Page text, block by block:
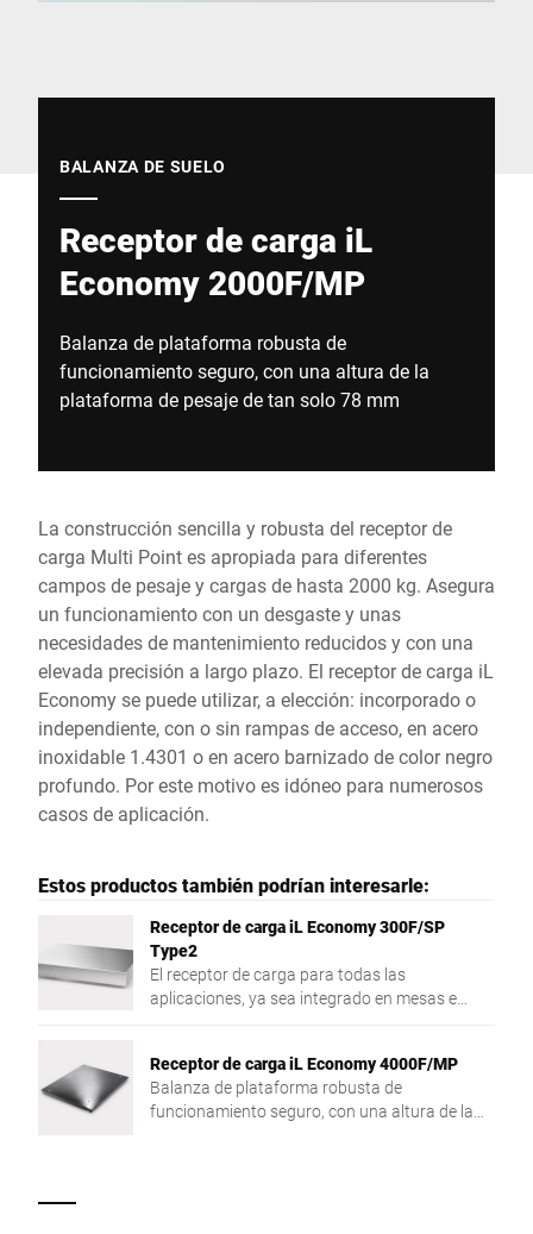
BALANZA DE SUELO
Receptor de carga iL
Economy 2000F/MP
Balanza de plataforma robusta de
funcionamiento seguro, con una altura de la
plataforma de pesaje de tan solo 78 mm
La construcción sencilla y robusta del receptor de
carga Multi Point es apropiada para diferentes
campos de pesaje y cargas de hasta 2000 kg. Asegura
un funcionamiento con un desgaste y unas
necesidades de mantenimiento reducidos y con una
elevada precisión a largo plazo. El receptor de carga iL
Economy se puede utilizar, a elección: incorporado o
independiente, con o sin rampas de acceso, en acero
inoxidable 1.4301 o en acero barnizado de color negro
profundo. Por este motivo es idóneo para numerosos
casos de aplicación.
Estos productos también podrían interesarle:
Receptor de carga iL Economy 300F/SP
Type2
El receptor de carga para todas las
aplicaciones, ya sea integrado en mesas e
Receptor de carga iL Economy 4000F/MP
Balanza de plataforma robusta de
funcionamiento seguro, con una altura de la